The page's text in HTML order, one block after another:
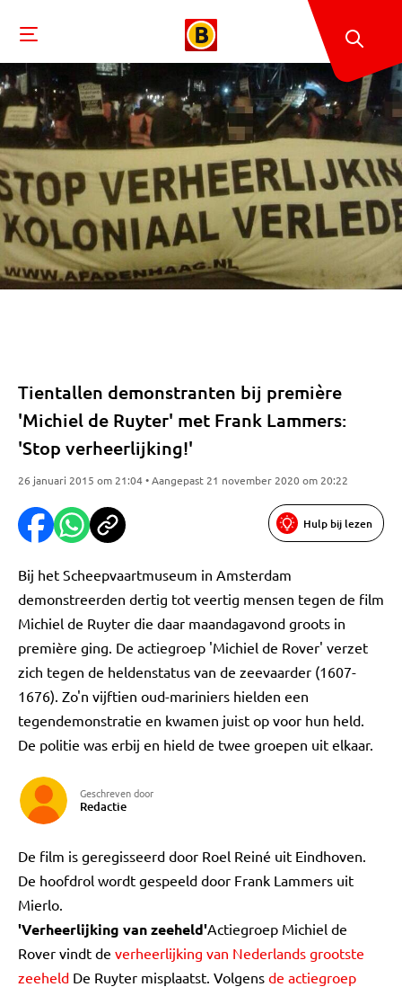
Tientallen demonstranten bij première
'Michiel de Ruyter' met Frank Lammers:
'Stop verheerlijking!'
26 januari 2015 om 21:04 • Aangepast 21 november 2020 om 20:22
Hulp bij lezen
Bij het Scheepvaartmuseum in Amsterdam
demonstreerden dertig tot veertig mensen tegen de film
Michiel de Ruyter die daar maandagavond groots in
première ging. De actiegroep 'Michiel de Rover' verzet
zich tegen de heldenstatus van de zeevaarder (1607-
1676). Zo'n vijftien oud-mariniers hielden een
tegendemonstratie en kwamen juist op voor hun held.
De politie was erbij en hield de twee groepen uit elkaar.
Geschreven door
Redactie
De film is geregisseerd door Roel Reiné uit Eindhoven.
De hoofdrol wordt gespeeld door Frank Lammers uit
Mierlo.
'Verheerlijking van zeeheld'Actiegroep Michiel de
Rover vindt de verheerlijking van Nederlands grootste
zeeheld De Ruyter misplaatst. Volgens de actiegroep